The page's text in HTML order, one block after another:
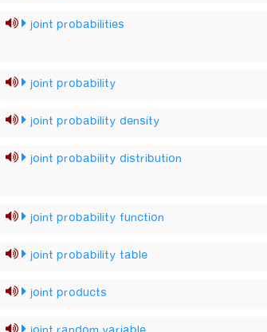
joint probabilities
joint probability
joint probability density
joint probability distribution
joint probability function
joint probability table
joint products